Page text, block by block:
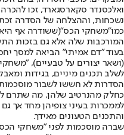
ואלכסנדר סקארסגארד, זכו
נשכחות, וההצלחה של הסדרה
כמו"משחקי הכס"
המורכבות שלה אלא גם בזכות
בעוד "דם אמיתי" הביאה למסך
(ושאר יצורים על טבעיים),
לשלב תכנים מיניים, בגידות
הסדרות לא חששו לשבור מוסכמות
כחלק מהנרטיב שלהן, מה שתרם
לממכרות בעיני צופיהן מחד אך
והתכנים הטעונים מאידך.
שברה מוסכמות לפני "משחקי